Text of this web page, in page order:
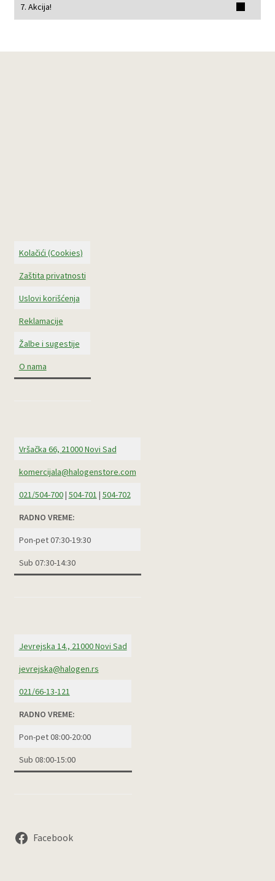
7. Akcija!
Kolačići (Cookies)
Zaštita privatnosti
Uslovi korišćenja
Reklamacije
Žalbe i sugestije
O nama
Vršačka 66, 21000 Novi Sad
komercijala@halogenstore.com
021/504-700| 504-701 | 504-702
RADNO VREME:
Pon-pet 07:30-19:30
Sub 07:30-14:30
Jevrejska 14., 21000 Novi Sad
jevrejska@halogen.rs
021/66-13-121
RADNO VREME:
Pon-pet 08:00-20:00
Sub 08:00-15:00
Facebook